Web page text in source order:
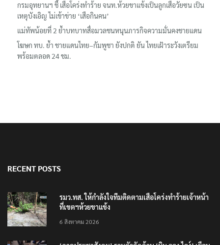
กรมอุทยานฯ ชี้ เสือโคร่งทำร้าย จนท.ห้วยขาแข้งเป็นลูกเสือวัยซน เป็น
เหตุบังเอิญ ไม่เข้าข่าย ‘เสือกินคน’
แม่ทัพน้อยที่ 2 ย้ำบทบาทสื่อมวลชนหนุนภารกิจความมั่นคงชายแดน
โฆษก ทบ. ย้ำ ชายแดนไทย–กัมพูชา ยังปกติ ยัน ไทยเฝ้าระวังเตรียม
พร้อมตลอด 24 ชม.
RECENT POSTS
รมว.ทส. ให้กำลังใจทีมติดตามเสือโคร่งทำร้ายเจ้าหน้า
ที่เขตฯห้วยขาแข้ง
6 สิงหาคม 2026